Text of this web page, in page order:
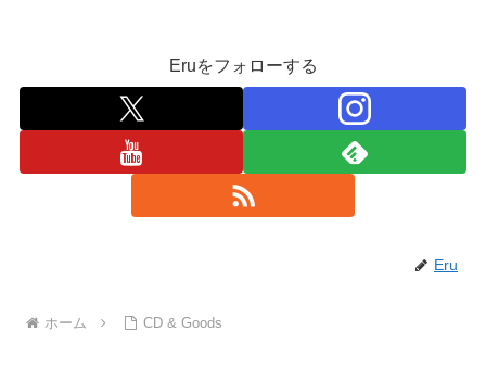
Eruをフォローする
Eru
ホーム CD & Goods